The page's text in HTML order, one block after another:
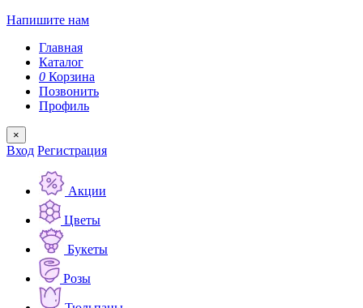
Напишите нам
Главная
Каталог
0 Корзина
Позвонить
Профиль
×
Вход Регистрация
Акции
Цветы
Букеты
Розы